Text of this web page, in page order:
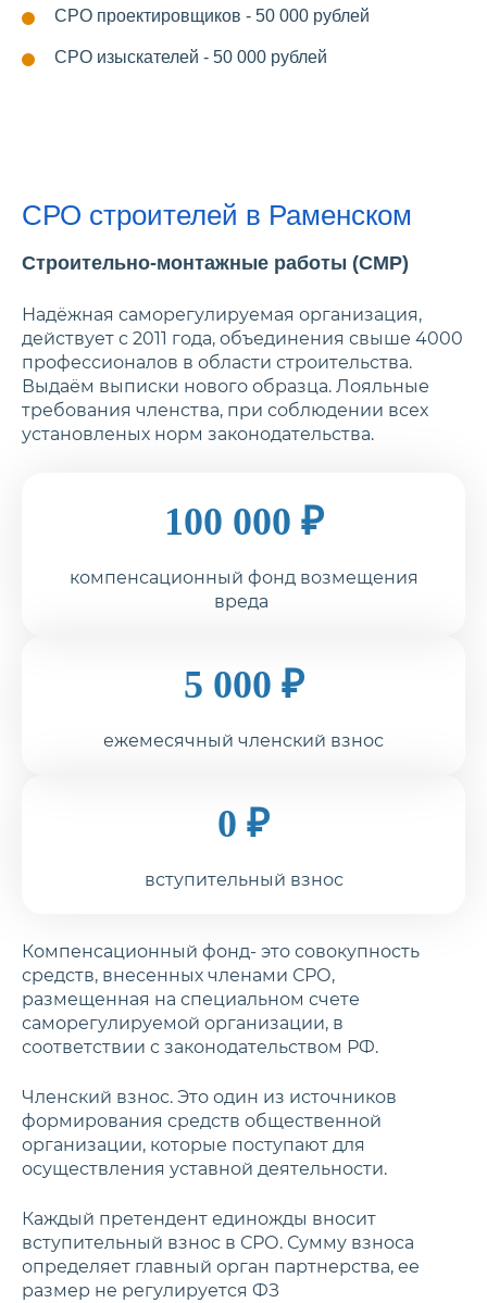
СРО проектировщиков - 50 000 рублей
СРО изыскателей - 50 000 рублей
СРО строителей в Раменском
Строительно-монтажные работы (СМР)
Надёжная саморегулируемая организация,
действует с 2011 года, объединения свыше 4000
профессионалов в области строительства.
Выдаём выписки нового образца. Лояльные
требования членства, при соблюдении всех
установленых норм законодательства.
100 000 ₽
компенсационный фонд возмещения
вреда
5 000 ₽
ежемесячный членский взнос
0 ₽
вступительный взнос
Компенсационный фонд- это совокупность
средств, внесенных членами СРО,
размещенная на специальном счете
саморегулируемой организации, в
соответствии с законодательством РФ.
Членский взнос. Это один из источников
формирования средств общественной
организации, которые поступают для
осуществления уставной деятельности.
Каждый претендент единожды вносит
вступительный взнос в СРО. Сумму взноса
определяет главный орган партнерства, ее
размер не регулируется ФЗ